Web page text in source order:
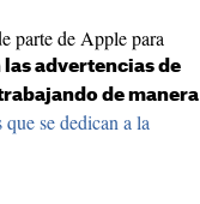
parte de Apple para
advertencias de
de manera
que se dedican a la